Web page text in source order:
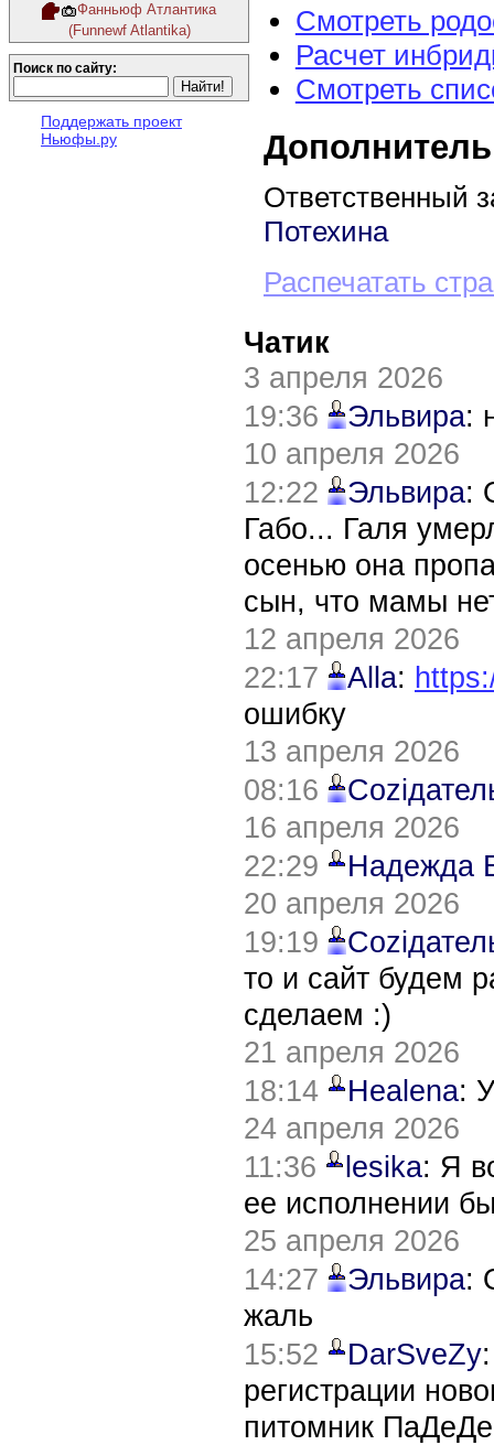
Фанньюф Атлантика
(Funnewf Atlantika)
Поиск по сайту:
Поддержать проект
Ньюфы.ру
Смотреть
Расчет
Смотреть
Ответственный
Потехина
Распечатать
Чатик
3 апреля 2026
19:36
Эльвира:
10 апреля 2026
12:22
Эльвира:
Габо... Галя
осенью она
сын, что мамы
12 апреля 2026
22:17
Alla:
ошибку
13 апреля 2026
08:16
16 апреля 2026
22:29
Надежда
20 апреля 2026
19:19
то и сайт будем
сделаем :)
21 апреля 2026
18:14
Healena:
24 апреля 2026
11:36
lesika: Я
ее исполнении
25 апреля 2026
14:27
Эльвира:
жаль
15:52
DarSveZy
регистрации
питомник